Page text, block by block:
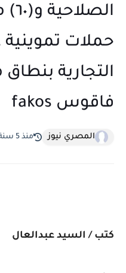
حملات
التجارية بنطاق
فاقوس ‏fakos
المصري نيوز منذ 5 سنة
كتب / السيد عبدالعال